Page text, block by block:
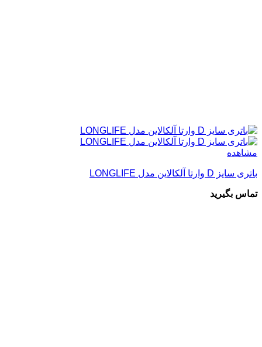
مشاهده
باتری سایز D وارتا آلکالاین مدل LONGLIFE
تماس بگیرید